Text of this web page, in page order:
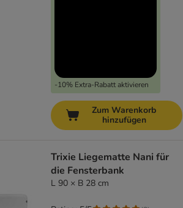
-10% Extra-Rabatt aktivieren
Zum Warenkorb
hinzufügen
Trixie Liegematte Nani für
die Fensterbank
L 90 × B 28 cm